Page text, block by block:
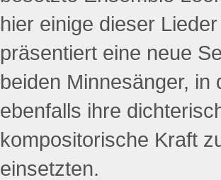
hier einige dieser
präsentiert eine neue
beiden Minnesänger, in
ebenfalls ihre
kompositorische Kraft
einsetzten.